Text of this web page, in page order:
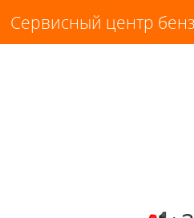
Сервисный центр